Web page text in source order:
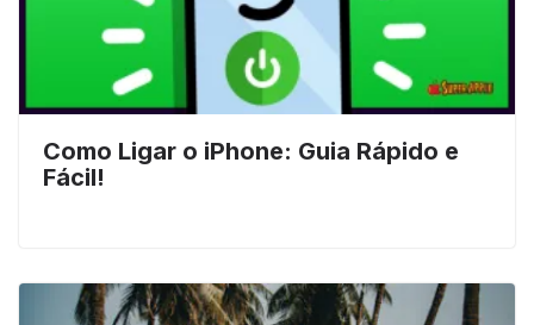
Como Ligar o iPhone: Guia Rápido e
Fácil!